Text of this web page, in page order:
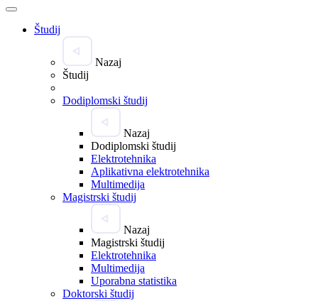
Študij
Nazaj
Študij
Dodiplomski študij
Nazaj
Dodiplomski študij
Elektrotehnika
Aplikativna elektrotehnika
Multimedija
Magistrski študij
Nazaj
Magistrski študij
Elektrotehnika
Multimedija
Uporabna statistika
Doktorski študij